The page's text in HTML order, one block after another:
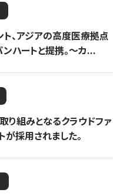
、アジアの高度医療拠点
ハートと提携。〜カ...
組みとなるクラウドファ
が採用されました。